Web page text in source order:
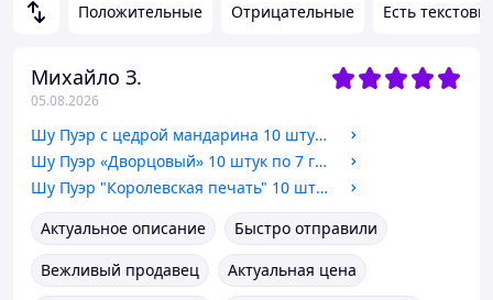
Положительные Отрицательные Есть
Михайло З.
05.08.2026
Шу Пуэр с цедрой мандарина 10 штук по 7 грамм
Шу Пуэр «Дворцовый» 10 штук по 7 грамм
Шу Пуэр "Королевская печать" 10 штук по 7 грамм
Актуальное описание
Быстро отправили
Вежливый продавец
Актуальная цена